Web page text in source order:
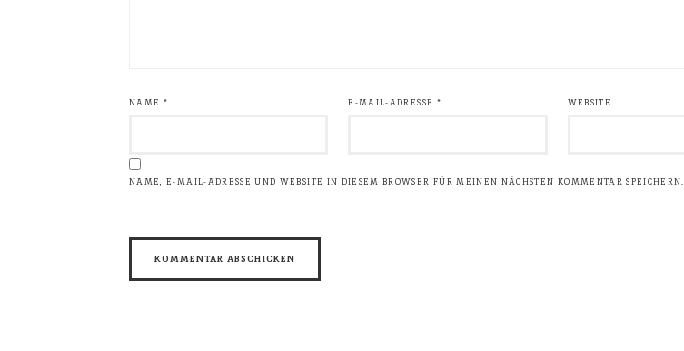
NAME * E-MAIL-ADRESSE * WEBSITE
NAME, E-MAIL-ADRESSE UND WEBSITE IN DIESEM BROWSER FÜR MEINEN NÄCHSTEN KOMMENTAR SPEICHERN.